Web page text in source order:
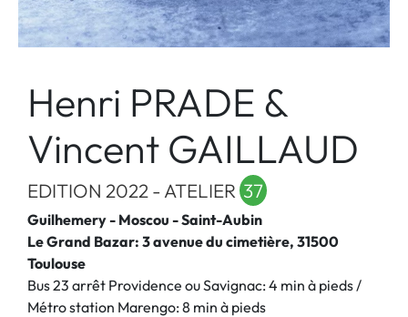
Henri PRADE &
Vincent GAILLAUD
EDITION 2022 - ATELIER 37
Guilhemery - Moscou - Saint-Aubin
Le Grand Bazar: 3 avenue du cimetière, 31500
Toulouse
Bus 23 arrêt Providence ou Savignac: 4 min à pieds /
Métro station Marengo: 8 min à pieds